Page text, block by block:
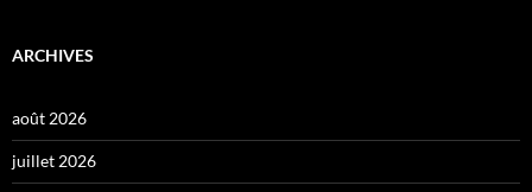
ARCHIVES
août 2026
juillet 2026